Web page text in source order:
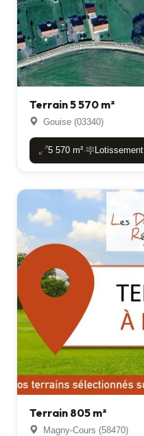
Terrain 5 570 m²
Gouise (03340)
5 570 m²- Lotissement
Terrain 805 m²
Magny-Cours (58470)